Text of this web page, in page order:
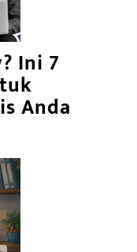
Ini 7
Anda